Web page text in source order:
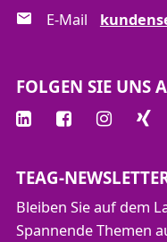
E-Mail
FOLGEN SIE UNS
TEAG-
Bleiben Sie auf dem
Spannende Themen